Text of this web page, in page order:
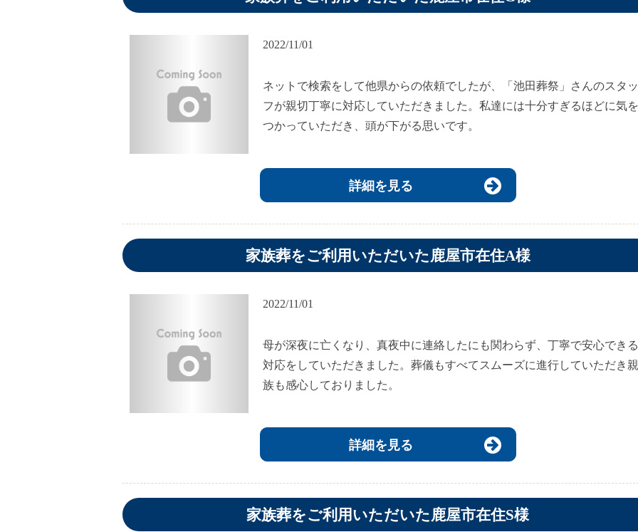
2022/11/01
ネットで検索をして他県からの依頼でしたが、「池田葬祭」さんのスタッ
フが親切丁寧に対応していただきました。私達には十分すぎるほどに気を
つかっていただき、頭が下がる思いです。
詳細を見る
家族葬をご利用いただいた鹿屋市在住A様
2022/11/01
母が深夜に亡くなり、真夜中に連絡したにも関わらず、丁寧で安心できる
対応をしていただきました。葬儀もすべてスムーズに進行していただき親
族も感心しておりました。
詳細を見る
家族葬をご利用いただいた鹿屋市在住S様